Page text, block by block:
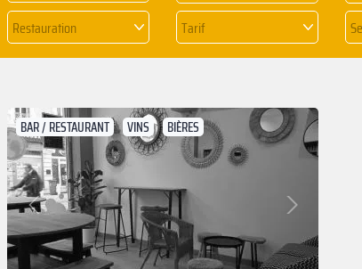
Restauration Tarif
BAR / RESTAURANT VINS BIÈRES
Précédent
Suivant